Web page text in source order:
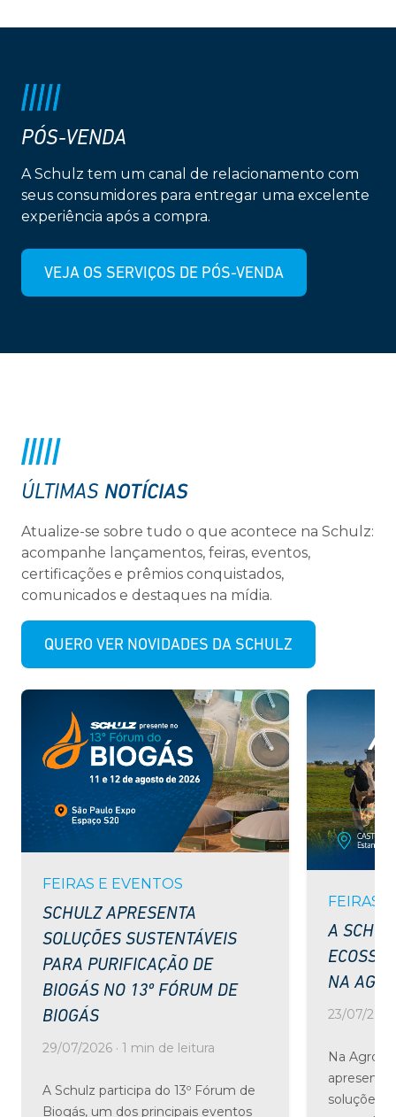
PÓS-VENDA
A Schulz tem um canal de relacionamento com
seus consumidores para entregar uma excelente
experiência após a compra.
VEJA OS SERVIÇOS DE PÓS-VENDA
ÚLTIMAS NOTÍCIAS
Atualize-se sobre tudo o que acontece na Schulz:
acompanhe lançamentos, feiras, eventos,
certificações e prêmios conquistados,
comunicados e destaques na mídia.
QUERO VER NOVIDADES DA SCHULZ
FEIRAS E EVENTOS
SCHULZ APRESENTA
SOLUÇÕES SUSTENTÁVEIS
PARA PURIFICAÇÃO DE
BIOGÁS NO 13º FÓRUM DE
BIOGÁS
29/07/2026 · 1 min de leitura
A Schulz participa do 13º Fórum de
Biogás, um dos principais eventos
FEIRAS
A
NA
23/07/
Na
soluções